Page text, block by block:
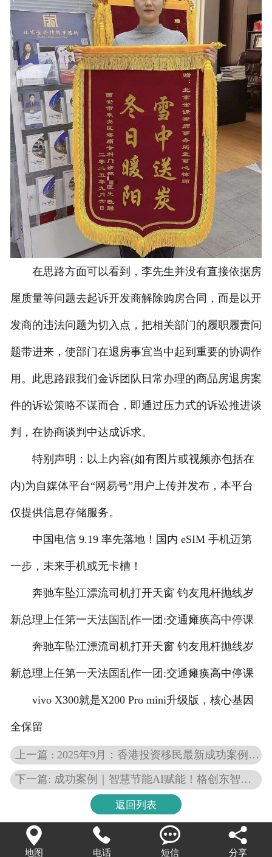
在思路方面可以看到，李先生并没有直接依据房
屋质量等问题去起诉开发商解除购房合同，而是以开
发商的违法问题为切入点，把相关部门的履职履责问
题带进来，使部门在退房事宜当中起到重要的协调作
用。此思路跟我们金诉团队日常办理的商品房退房案
件的诉讼策略不谋而合，即通过压力式的诉讼推进谈
判，在协商谈判中达成诉求。
特别声明：以上内容(如有图片或视频亦包括在
内)为自媒体平台“网易号”用户上传并发布，本平台
仅提供信息存储服务。
中国电信 9.19 率先落地！国内 eSIM 手机迈第
一步，未来手机或无卡槽！
奔驰车坠江漂流司机打开天窗 钓友甩杆抛线岁
新总理上任第一天法国乱作一团:交通瘫痪高中停课
奔驰车坠江漂流司机打开天窗 钓友甩杆抛线岁
新总理上任第一天法国乱作一团:交通瘫痪高中停课
vivo X300就是X200 Pro mini升级版，核心基因
全保留
上一篇 : 2025年9月：香港投资移民最新成功案例分享！近6个月有不少于3000万港币的净资产即可理香港身份！
下一篇: 成功案例｜智慧节能AI赋能！格创东智携手某3C企业打造能碳管理与暖通智控新标杆
返回列表

地图

电话

短信

分享